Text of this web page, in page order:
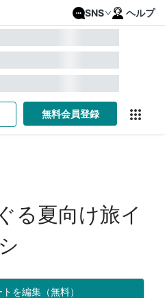
SNS ヘルプ
無料会員登録
る夏向け旅イ
を編集（無料）